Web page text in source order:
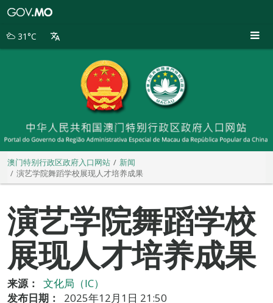
别
31°C
澳门特别行政区政府入口网站
新闻
演艺学院舞蹈学校展现人才培养成果
演艺学院舞蹈学校
展现人才培养成果
来源：
文化局（IC）
发布日期：
2025年12月1日 21:50